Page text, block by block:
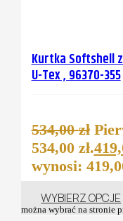
Kurtka Softshell
U-Tex , 96370-355
534,00zł
534,00 zł.
wynosi:
WYBIERZ OPCJE
można wybrać na stronie